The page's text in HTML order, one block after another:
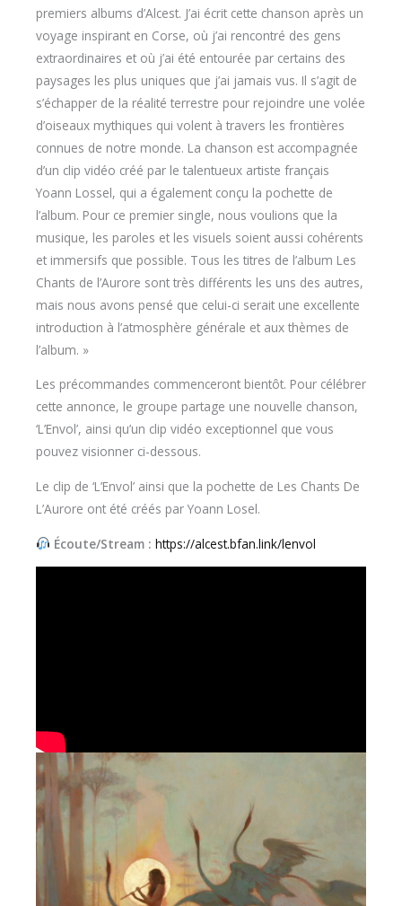
premiers albums d’Alcest. J’ai écrit cette chanson après un
voyage inspirant en Corse, où j’ai rencontré des gens
extraordinaires et où j’ai été entourée par certains des
paysages les plus uniques que j’ai jamais vus. Il s’agit de
s’échapper de la réalité terrestre pour rejoindre une volée
d’oiseaux mythiques qui volent à travers les frontières
connues de notre monde. La chanson est accompagnée
d’un clip vidéo créé par le talentueux artiste français
Yoann Lossel, qui a également conçu la pochette de
l’album. Pour ce premier single, nous voulions que la
musique, les paroles et les visuels soient aussi cohérents
et immersifs que possible. Tous les titres de l’album Les
Chants de l’Aurore sont très différents les uns des autres,
mais nous avons pensé que celui-ci serait une excellente
introduction à l’atmosphère générale et aux thèmes de
l’album. »
Les précommandes commenceront bientôt. Pour célébrer
cette annonce, le groupe partage une nouvelle chanson,
‘L’Envol’, ainsi qu’un clip vidéo exceptionnel que vous
pouvez visionner ci-dessous.
Le clip de ‘L’Envol’ ainsi que la pochette de Les Chants De
L’Aurore ont été créés par Yoann Losel.
Écoute/Stream : https://alcest.bfan.link/lenvol